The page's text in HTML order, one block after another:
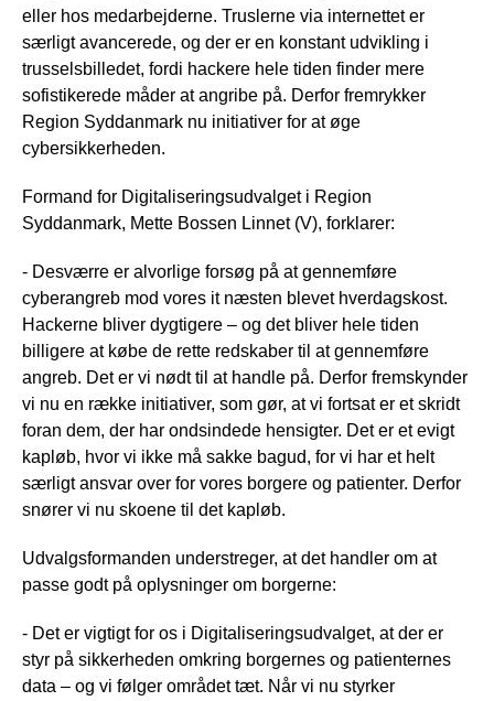
eller hos medarbejderne. Truslerne via internettet er
særligt avancerede, og der er en konstant udvikling i
trusselsbilledet, fordi hackere hele tiden finder mere
sofistikerede måder at angribe på. Derfor fremrykker
Region Syddanmark nu initiativer for at øge
cybersikkerheden.
Formand for Digitaliseringsudvalget i Region
Syddanmark, Mette Bossen Linnet (V), forklarer:
- Desværre er alvorlige forsøg på at gennemføre
cyberangreb mod vores it næsten blevet hverdagskost.
Hackerne bliver dygtigere – og det bliver hele tiden
billigere at købe de rette redskaber til at gennemføre
angreb. Det er vi nødt til at handle på. Derfor fremskynder
vi nu en række initiativer, som gør, at vi fortsat er et skridt
foran dem, der har ondsindede hensigter. Det er et evigt
kapløb, hvor vi ikke må sakke bagud, for vi har et helt
særligt ansvar over for vores borgere og patienter. Derfor
snører vi nu skoene til det kapløb.
Udvalgsformanden understreger, at det handler om at
passe godt på oplysninger om borgerne:
- Det er vigtigt for os i Digitaliseringsudvalget, at der er
styr på sikkerheden omkring borgernes og patienternes
data – og vi følger området tæt. Når vi nu styrker